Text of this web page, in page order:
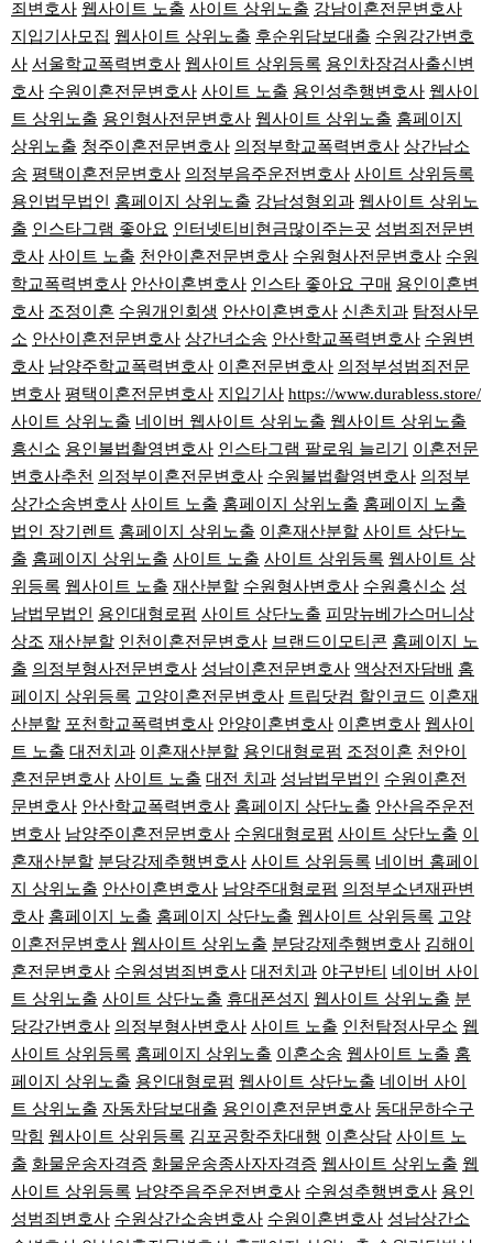
죄변호사 웹사이트 노출 사이트 상위노출 강남이혼전문변호사
지입기사모집 웹사이트 상위노출 후순위담보대출 수원강간변호
사 서울학교폭력변호사 웹사이트 상위등록 용인차장검사출신변
호사 수원이혼전문변호사 사이트 노출 용인성추행변호사 웹사이
트 상위노출 용인형사전문변호사 웹사이트 상위노출 홈페이지
상위노출 청주이혼전문변호사 의정부학교폭력변호사 상간남소
송 평택이혼전문변호사 의정부음주운전변호사 사이트 상위등록
용인법무법인
홈페이지 상위노출 강남성형외과 웹사이트 상위노
출 인스타그램 좋아요 인터넷티비현금많이주는곳 성범죄전문변
호사 사이트 노출 천안이혼전문변호사 수원형사전문변호사 수원
학교폭력변호사 안산이혼변호사 인스타 좋아요 구매 용인이혼변
호사 조정이혼 수원개인회생 안산이혼변호사 신촌치과 탐정사무
소 안산이혼전문변호사 상간녀소송 안산학교폭력변호사 수원변
호사 남양주학교폭력변호사 이혼전문변호사 의정부성범죄전문
변호사 평택이혼전문변호사 지입기사 https://www.durabless.store/
사이트 상위노출 네이버 웹사이트 상위노출 웹사이트 상위노출
흥신소 용인불법촬영변호사 인스타그램 팔로워 늘리기
이혼전문
변호사추천 의정부이혼전문변호사 수원불법촬영변호사 의정부
상간소송변호사 사이트 노출 홈페이지 상위노출 홈페이지 노출
법인 장기렌트 홈페이지 상위노출 이혼재산분할 사이트 상단노
출 홈페이지 상위노출 사이트 노출 사이트 상위등록 웹사이트 상
위등록 웹사이트 노출 재산분할 수원형사변호사 수원흥신소 성
남법무법인
용인대형로펌 사이트 상단노출 피망뉴베가스머니상
상조 재산분할 인천이혼전문변호사 브랜드이모티콘 홈페이지 노
출 의정부형사전문변호사 성남이혼전문변호사 액상전자담배 홈
페이지 상위등록 고양이혼전문변호사 트립닷컴 할인코드 이혼재
산분할 포천학교폭력변호사 안양이혼변호사 이혼변호사 웹사이
트 노출 대전치과 이혼재산분할 용인대형로펌 조정이혼 천안이
혼전문변호사 사이트 노출 대전 치과 성남법무법인
수원이혼전
문변호사 안산학교폭력변호사 홈페이지 상단노출 안산음주운전
변호사 남양주이혼전문변호사 수원대형로펌 사이트 상단노출 이
혼재산분할 분당강제추행변호사 사이트 상위등록 네이버 홈페이
지 상위노출 안산이혼변호사 남양주대형로펌 의정부소년재판변
호사 홈페이지 노출 홈페이지 상단노출 웹사이트 상위등록 고양
이혼전문변호사 웹사이트 상위노출 분당강제추행변호사 김해이
혼전문변호사 수원성범죄변호사 대전치과 야구반티
네이버 사이
트 상위노출 사이트 상단노출 휴대폰성지 웹사이트 상위노출 분
당강간변호사 의정부형사변호사 사이트 노출 인천탐정사무소 웹
사이트 상위등록 홈페이지 상위노출 이혼소송 웹사이트 노출 홈
페이지 상위노출 용인대형로펌 웹사이트 상단노출 네이버 사이
트 상위노출 자동차담보대출 용인이혼전문변호사 동대문하수구
막힘 웹사이트 상위등록 김포공항주차대행 이혼상담 사이트 노
출 화물운송자격증 화물운송종사자자격증 웹사이트 상위노출 웹
사이트 상위등록 남양주음주운전변호사 수원성추행변호사 용인
성범죄변호사 수원상간소송변호사 수원이혼변호사 성남상간소